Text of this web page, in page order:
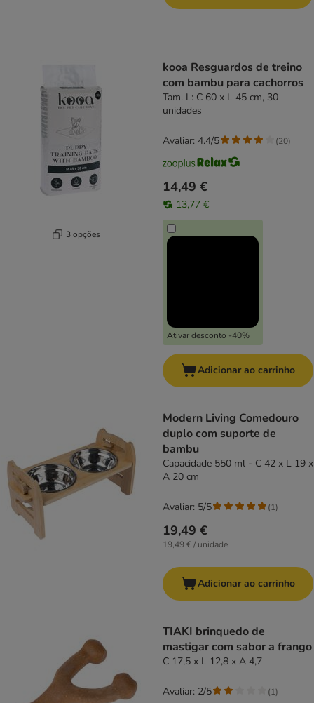
3 opções
kooa Resguardos de treino
com bambu para cachorros
Tam. L: C 60 x L 45 cm, 30
unidades
14,49 €
13,77 €
Ativar desconto -40%
Avaliar: 4.4/5 (20)
Adicionar ao carrinho
Modern Living Comedouro
duplo com suporte de
bambu
Capacidade 550 ml - C 42 x L 19 x
A 20 cm
19,49 €
19,49 € / unidade
Avaliar: 5/5 (1)
Adicionar ao carrinho
TIAKI brinquedo de
mastigar com sabor a frango
C 17,5 x L 12,8 x A 4,7
Avaliar: 2/5 (1)